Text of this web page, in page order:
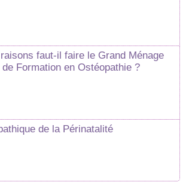
faut-il faire le Grand Ménage
Formation en Ostéopathie ?
de la Périnatalité